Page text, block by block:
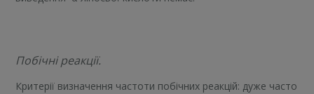
Побічні реакції.
Критерії визначення частоти побічних реакцій: дуже часто